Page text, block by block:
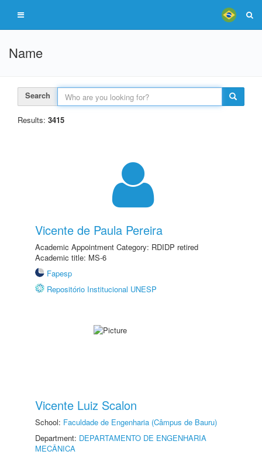
Name
Search
Results: 3415
Vicente de Paula Pereira
Academic Appointment Category: RDIDP retired
Academic title: MS-6
Fapesp
Repositório Institucional UNESP
Vicente Luiz Scalon
School: Faculdade de Engenharia (Câmpus de Bauru)
Department: DEPARTAMENTO DE ENGENHARIA
MECÂNICA